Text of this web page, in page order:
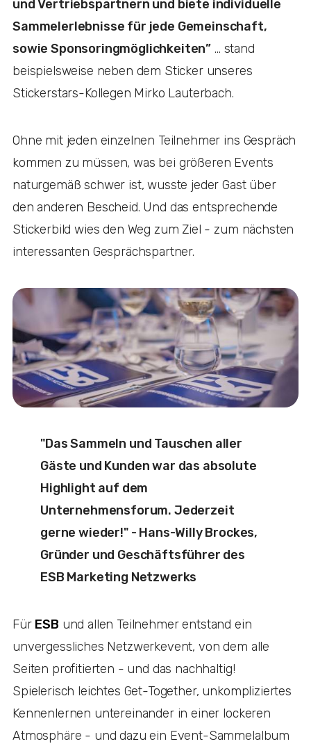
und Vertriebspartnern und biete individuelle
Sammelerlebnisse für jede Gemeinschaft,
sowie Sponsoringmöglichkeiten” … stand
beispielsweise neben dem Sticker unseres
Stickerstars-Kollegen Mirko Lauterbach.
Ohne mit jeden einzelnen Teilnehmer ins Gespräch
kommen zu müssen, was bei größeren Events
naturgemäß schwer ist, wusste jeder Gast über
den anderen Bescheid. Und das entsprechende
Stickerbild wies den Weg zum Ziel - zum nächsten
interessanten Gesprächspartner.
"Das Sammeln und Tauschen aller
Gäste und Kunden war das absolute
Highlight auf dem
Unternehmensforum. Jederzeit
gerne wieder!" - Hans-Willy Brockes,
Gründer und Geschäftsführer des
ESB Marketing Netzwerks
Für ESB und allen Teilnehmer entstand ein
unvergessliches Netzwerkevent, von dem alle
Seiten profitierten - und das nachhaltig!
Spielerisch leichtes Get-Together, unkompliziertes
Kennenlernen untereinander in einer lockeren
Atmosphäre - und dazu ein Event-Sammelalbum